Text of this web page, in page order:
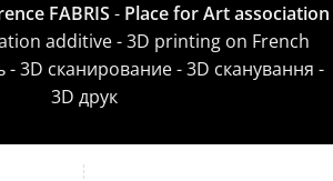
FABRIS - Place for Art association
additive - 3D printing on French
- 3D сканирование - 3D сканування -
3D друк